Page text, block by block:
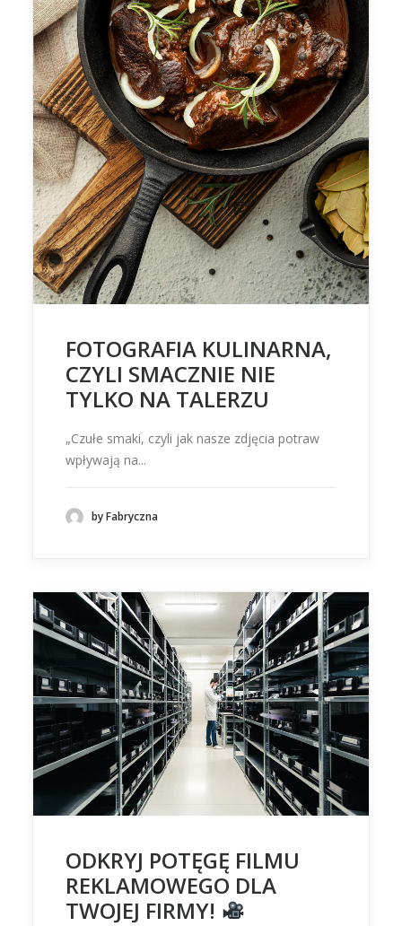
FOTOGRAFIA KULINARNA,
CZYLI SMACZNIE NIE
TYLKO NA TALERZU
„Czułe smaki, czyli jak nasze zdjęcia potraw
wpływają na...
by Fabryczna
ODKRYJ POTĘGĘ FILMU
REKLAMOWEGO DLA
TWOJEJ FIRMY!